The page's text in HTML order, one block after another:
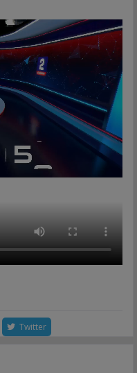
Twitter